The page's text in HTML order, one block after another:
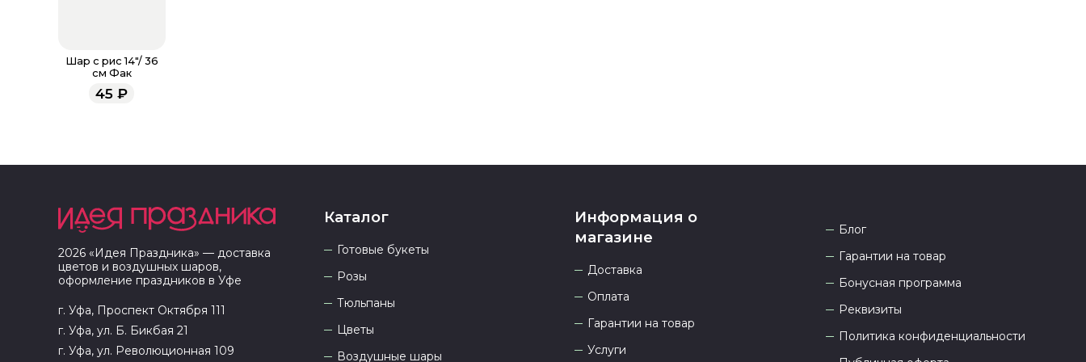
Шар с рис 14"/ 36
см Фак
45 ₽
2026 «Идея Праздника» — доставка
цветов и воздушных шаров,
оформление праздников в Уфе
г. Уфа, Проспект Октября 111
г. Уфа, ул. Б. Бикбая 21
г. Уфа, ул. Революционная 109
Каталог
Готовые букеты
Розы
Тюльпаны
Цветы
Воздушные шары
Информация о
магазине
Доставка
Оплата
Гарантии на товар
Услуги
Блог
Гарантии на товар
Бонусная программа
Реквизиты
Политика конфиденциальности